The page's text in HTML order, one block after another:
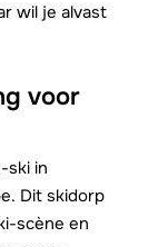
wil je alvast
voor
ski in
Dit skidorp
scène en